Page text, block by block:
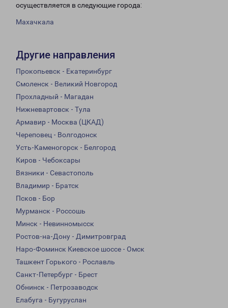
осуществляется в следующие города:
Махачкала
Другие направления
Прокопьевск - Екатеринбург
Смоленск - Великий Новгород
Прохладный - Магадан
Нижневартовск - Тула
Армавир - Москва (ЦКАД)
Череповец - Волгодонск
Усть-Каменогорск - Белгород
Киров - Чебоксары
Вязники - Севастополь
Владимир - Братск
Псков - Бор
Мурманск - Россошь
Минск - Невинномысск
Ростов-на-Дону - Димитровград
Наро-Фоминск Киевское шоссе - Омск
Ташкент Горького - Рославль
Санкт-Петербург - Брест
Обнинск - Петрозаводск
Елабуга - Бугуруслан